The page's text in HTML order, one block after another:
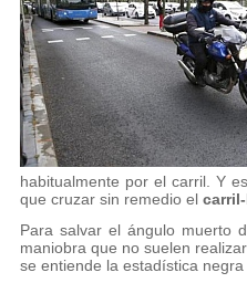
habitualmente por el carril. Y
que cruzar sin remedio el
Para salvar el ángulo muerto
maniobra que no suelen
se entiende la estadística negra